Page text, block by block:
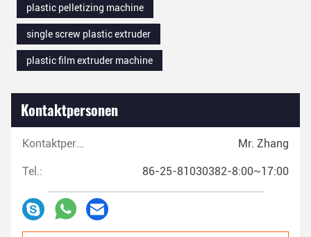
plastic pelletizing machine
single screw plastic extruder
plastic film extruder machine
Kontaktpersonen
Kontaktpersonen: Mr. Zhang
Tel.: 86-25-81030382-8:00~17:00